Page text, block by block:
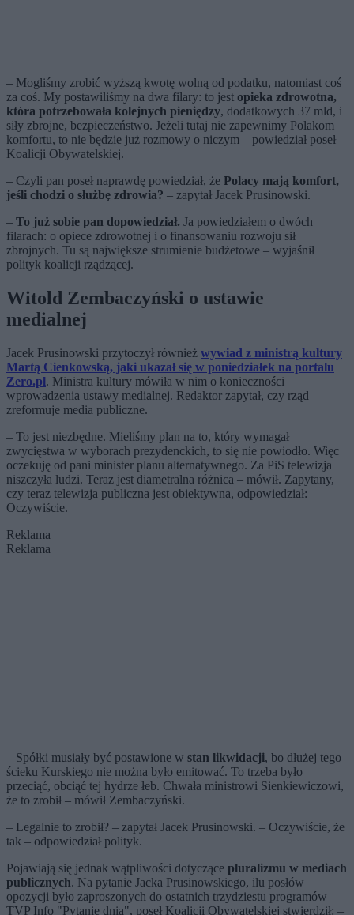
– Mogliśmy zrobić wyższą kwotę wolną od podatku, natomiast coś
za coś. My postawiliśmy na dwa filary: to jest opieka zdrowotna,
która potrzebowała kolejnych pieniędzy, dodatkowych 37 mld, i
siły zbrojne, bezpieczeństwo. Jeżeli tutaj nie zapewnimy Polakom
komfortu, to nie będzie już rozmowy o niczym – powiedział poseł
Koalicji Obywatelskiej.
– Czyli pan poseł naprawdę powiedział, że Polacy mają komfort,
jeśli chodzi o służbę zdrowia? – zapytał Jacek Prusinowski.
– To już sobie pan dopowiedział. Ja powiedziałem o dwóch
filarach: o opiece zdrowotnej i o finansowaniu rozwoju sił
zbrojnych. Tu są największe strumienie budżetowe – wyjaśnił
polityk koalicji rządzącej.
Witold Zembaczyński o ustawie
medialnej
Jacek Prusinowski przytoczył również wywiad z ministrą kultury
Martą Cienkowską, jaki ukazał się w poniedziałek na portalu
Zero.pl. Ministra kultury mówiła w nim o konieczności
wprowadzenia ustawy medialnej. Redaktor zapytał, czy rząd
zreformuje media publiczne.
– To jest niezbędne. Mieliśmy plan na to, który wymagał
zwycięstwa w wyborach prezydenckich, to się nie powiodło. Więc
oczekuję od pani minister planu alternatywnego. Za PiS telewizja
niszczyła ludzi. Teraz jest diametralna różnica – mówił. Zapytany,
czy teraz telewizja publiczna jest obiektywna, odpowiedział: –
Oczywiście.
Reklama
Reklama
– Spółki musiały być postawione w stan likwidacji, bo dłużej tego
ścieku Kurskiego nie można było emitować. To trzeba było
przeciąć, obciąć tej hydrze łeb. Chwała ministrowi Sienkiewiczowi,
że to zrobił – mówił Zembaczyński.
– Legalnie to zrobił? – zapytał Jacek Prusinowski. – Oczywiście, że
tak – odpowiedział polityk.
Pojawiają się jednak wątpliwości dotyczące pluralizmu w mediach
publicznych. Na pytanie Jacka Prusinowskiego, ilu posłów
opozycji było zaproszonych do ostatnich trzydziestu programów
TVP Info "Pytanie dnia", poseł Koalicji Obywatelskiej stwierdził: –